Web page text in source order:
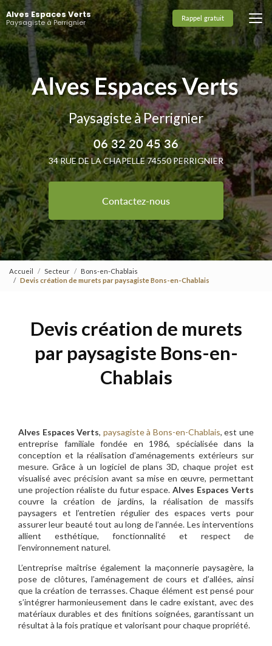
Aller
au
contenu
principal
Alves Espaces Verts
Paysagiste à Perrignier Rappel gratuit
Paysagiste à Perrignier
06 32 20 45 36
34 RUE DE LA CHAPELLE 74550 PERRIGNIER
Contactez-nous
Accueil Secteur
Bons-en-Chablais
Devis création de murets par paysagiste Bons-en-Chablais
Devis création de murets
par paysagiste Bons-en-
Chablais
Alves Espaces Verts, paysagiste à Bons-en-Chablais, est une
entreprise familiale fondée en 1986, spécialisée dans la
conception et la réalisation d’aménagements extérieurs sur
mesure. Grâce à un logiciel de plans 3D, chaque projet est
visualisé avec précision avant sa mise en œuvre, permettant
une projection réaliste du futur espace.Alves Espaces Verts
couvre la création de jardins, la réalisation de massifs
paysagers et l’entretien régulier des espaces verts pour
assurer leur beauté tout au long de l’année. Les interventions
allient esthétique, fonctionnalité et respect de
l’environnement naturel.
L’entreprise maîtrise également la maçonnerie paysagère, la
pose de clôtures, l’aménagement de cours et d’allées, ainsi
que la création de terrasses. Chaque élément est pensé pour
s’intégrer harmonieusement dans le cadre existant, avec des
matériaux durables et des finitions soignées, garantissant un
résultat à la fois pratique et valorisant pour chaque propriété.